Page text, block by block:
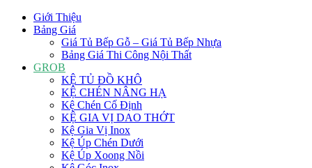
Giới Thiệu
Bảng Giá
Giá Tủ Bếp Gỗ – Giá Tủ Bếp Nhựa
Bảng Giá Thi Công Nội Thất
GROB
KỆ TỦ ĐỒ KHÔ
KỆ CHÉN NÂNG HẠ
Kệ Chén Cố Định
KỆ GIA VỊ DAO THỚT
Kệ Gia Vị Inox
Kệ Úp Chén Dưới
Kệ Úp Xoong Nồi